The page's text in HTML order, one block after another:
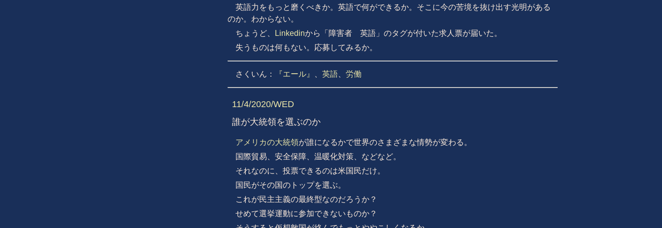
英語力をもっと磨くべきか。英語で何ができるか。そこに今の苦境を抜け出す光明がある
のか。わからない。
ちょうど、
Linkedinから「障害者 英語」のタグが付いた求人票が届いた。
失うものは何もない。応募してみるか。
さくいん： 『エール』 英語 労働
11/4/2020/WED
誰が大統領を選ぶのか
アメリカの大統領が誰になるかで世界のさまざまな情勢が変わる。
国際貿易、安全保障、温暖化対策、などなど。
それなのに、投票できるのは米国民だけ。
国民がその国のトップを選ぶ。
これが民主主義の最終型なのだろうか？
せめて選挙運動に参加できないものか？